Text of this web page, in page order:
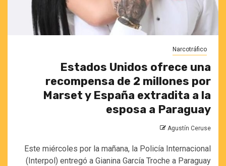
Narcotráfico
Estados Unidos ofrece una
recompensa de 2 millones por
Marset y España extradita a la
esposa a Paraguay
Agustín Ceruse
Este miércoles por la mañana, la Policía Internacional
(Interpol) entregó a Gianina García Troche a Paraguay